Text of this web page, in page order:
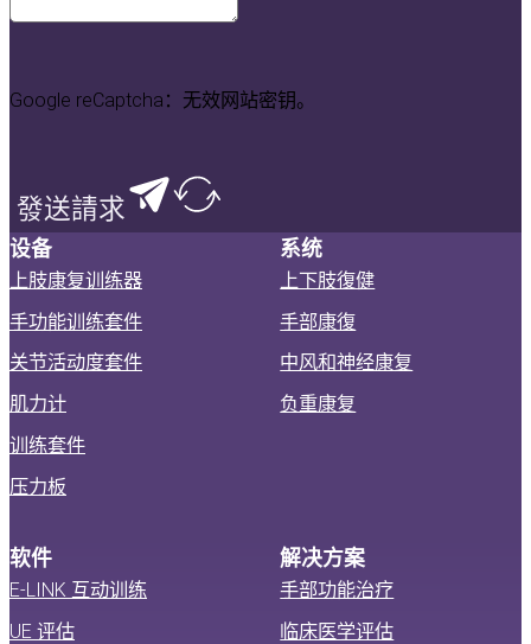
Google reCaptcha：无效网站密钥。
發送請求
设备
上肢康复训练器
手功能训练套件
关节活动度套件
肌力计
训练套件
压力板
系统
上下肢復健
手部康復
中风和神经康复
负重康复
软件
E-LINK 互动训练
UE 评估
解决方案
手部功能治疗
临床医学评估